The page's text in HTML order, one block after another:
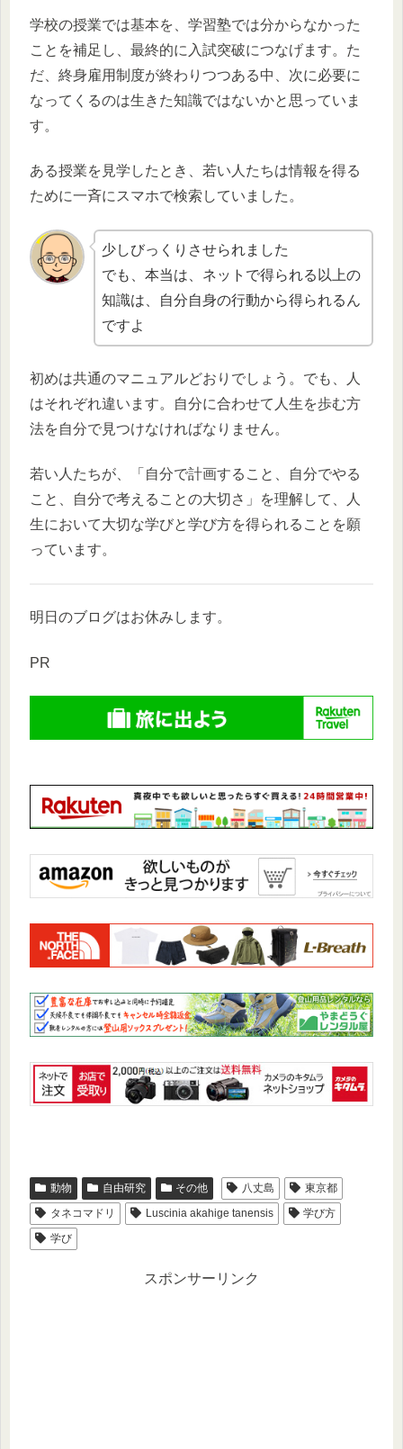
学校の授業では基本を、学習塾では分からなかった
ことを補足し、最終的に入試突破につなげます。た
だ、終身雇用制度が終わりつつある中、次に必要に
なってくるのは生きた知識ではないかと思っていま
す。
ある授業を見学したとき、若い人たちは情報を得る
ために一斉にスマホで検索していました。
少しびっくりさせられました
でも、本当は、ネットで得られる以上の
知識は、自分自身の行動から得られるん
ですよ
初めは共通のマニュアルどおりでしょう。でも、人
はそれぞれ違います。自分に合わせて人生を歩む方
法を自分で見つけなければなりません。
若い人たちが、「自分で計画すること、自分でやる
こと、自分で考えることの大切さ」を理解して、人
生において大切な学びと学び方を得られることを願
っています。
明日のブログはお休みします。
PR
動物 自由研究 その他 八丈島
東京都
タネコマドリ
Luscinia akahige tanensis
学び方
学び
スポンサーリンク